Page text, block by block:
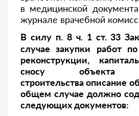
в медицинской
журнале врачебной
В силу п. 8 ч. 1 ст. 33
случае закупки работ по
реконструкции,
сносу объекта
строительства описание
общем случае должно
следующих документов: